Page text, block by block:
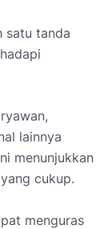
satu tanda
lainnya
menunjukkan
cukup.
menguras